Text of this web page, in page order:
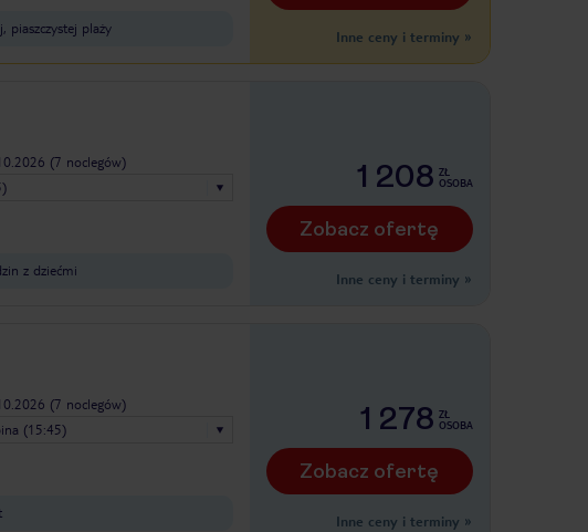
piaszczystej plaży Inne ceny i terminy »
(7 noclegów)
z dziećmi
1 208 ZŁ
OSOBA
Zobacz ofertę
Inne ceny i terminy »
(7 noclegów)
(15:45)
1 278 ZŁ
OSOBA
Zobacz ofertę
Inne ceny i terminy »